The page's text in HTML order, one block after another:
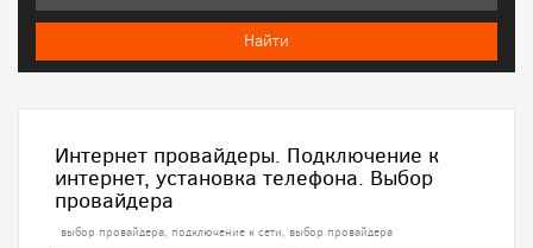
Интернет провайдеры. Подключение к
интернет, установка телефона. Выбор
провайдера
выбор провайдера, подключение к сети, выбор провайдера